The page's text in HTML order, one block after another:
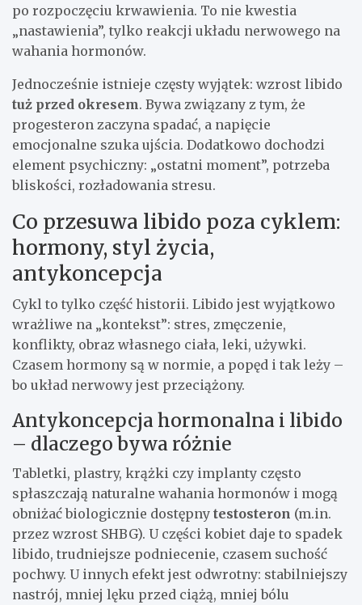
po rozpoczęciu krwawienia. To nie kwestia
„nastawienia”, tylko reakcji układu nerwowego na
wahania hormonów.
Jednocześnie istnieje częsty wyjątek: wzrost libido
tuż przed okresem. Bywa związany z tym, że
progesteron zaczyna spadać, a napięcie
emocjonalne szuka ujścia. Dodatkowo dochodzi
element psychiczny: „ostatni moment”, potrzeba
bliskości, rozładowania stresu.
Co przesuwa libido poza cyklem:
hormony, styl życia,
antykoncepcja
Cykl to tylko część historii. Libido jest wyjątkowo
wrażliwe na „kontekst”: stres, zmęczenie,
konflikty, obraz własnego ciała, leki, używki.
Czasem hormony są w normie, a popęd i tak leży –
bo układ nerwowy jest przeciążony.
Antykoncepcja hormonalna i libido
– dlaczego bywa różnie
Tabletki, plastry, krążki czy implanty często
spłaszczają naturalne wahania hormonów i mogą
obniżać biologicznie dostępny testosteron (m.in.
przez wzrost SHBG). U części kobiet daje to spadek
libido, trudniejsze podniecenie, czasem suchość
pochwy. U innych efekt jest odwrotny: stabilniejszy
nastrój, mniej lęku przed ciążą, mniej bólu